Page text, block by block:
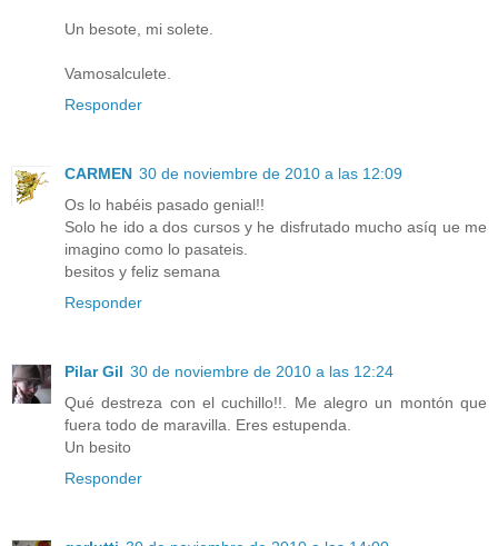
Un besote, mi solete.
Vamosalculete.
Responder
CARMEN 30 de noviembre de 2010 a las 12:09
Os lo habéis pasado genial!!
Solo he ido a dos cursos y he disfrutado mucho asíq ue me
imagino como lo pasateis.
besitos y feliz semana
Responder
Pilar Gil 30 de noviembre de 2010 a las 12:24
Qué destreza con el cuchillo!!. Me alegro un montón que
fuera todo de maravilla. Eres estupenda.
Un besito
Responder